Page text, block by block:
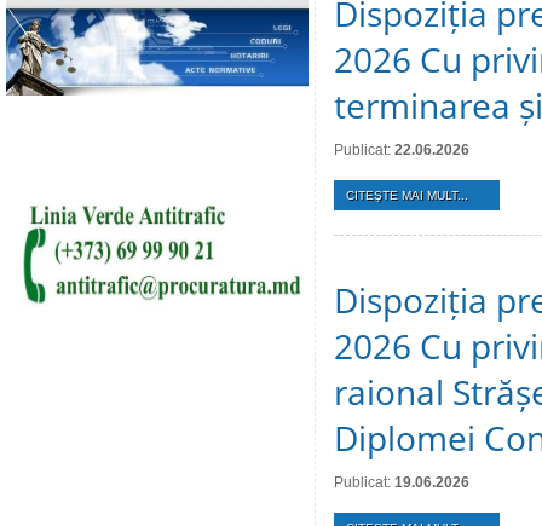
Dispoziția
2026 Cu
terminarea
Publicat: 22.06.2026
CITEŞTE MAI MULT...
Dispoziția
2026 Cu
raional
Diplomei
Publicat: 19.06.2026